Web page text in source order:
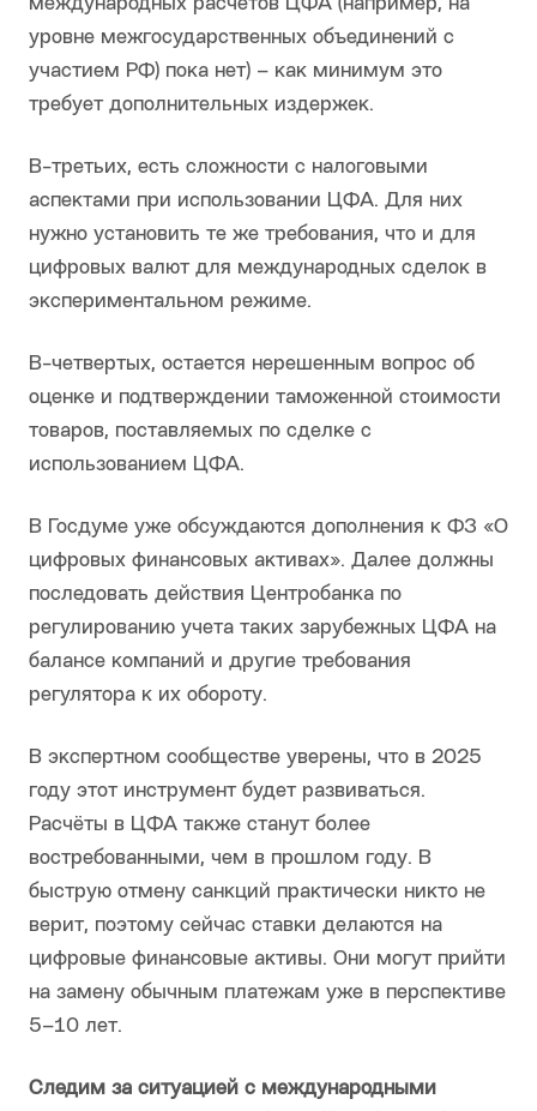
международных расчетов ЦФА (например, на
уровне межгосударственных объединений с
участием РФ) пока нет) – как минимум это
требует дополнительных издержек.
В-третьих, есть сложности с налоговыми
аспектами при использовании ЦФА. Для них
нужно установить те же требования, что и для
цифровых валют для международных сделок в
экспериментальном режиме.
В-четвертых, остается нерешенным вопрос об
оценке и подтверждении таможенной стоимости
товаров, поставляемых по сделке с
использованием ЦФА.
В Госдуме уже обсуждаются дополнения к ФЗ «О
цифровых финансовых активах». Далее должны
последовать действия Центробанка по
регулированию учета таких зарубежных ЦФА на
балансе компаний и другие требования
регулятора к их обороту.
В экспертном сообществе уверены, что в 2025
году этот инструмент будет развиваться.
Расчёты в ЦФА также станут более
востребованными, чем в прошлом году. В
быструю отмену санкций практически никто не
верит, поэтому сейчас ставки делаются на
цифровые финансовые активы. Они могут прийти
на замену обычным платежам уже в перспективе
5–10 лет.
Следим за ситуацией с международными